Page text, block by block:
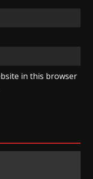
in this browser